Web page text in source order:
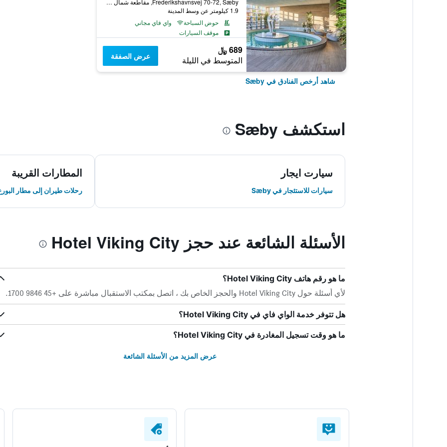
Frederikshavnsvej 70-72, Sæby, مقاطعة شمال غوتلاند, الدانمارك
1.9 كيلومتر عن وسط المدينة
حوض السباحة
واي فاي مجاني
موقف السيارات
689 ﷼
المتوسط في الليلة عرض الصفقة
شاهد أرخص الفنادق في Sæby
استكشف Sæby
سيارت ايجار
سيارات للاستئجار في Sæby
المطارات القريبة
رحلات طيران إلى مطار
الأسئلة الشائعة عند حجز Hotel Viking City
ما هو رقم هاتف Hotel Viking City؟
لأي أسئلة حول Hotel Viking City والحجز الخاص بك ، اتصل بمكتب الاستقبال مباشرة على +45 9846 1700.
هل تتوفر خدمة الواي فاي في Hotel Viking City؟
ما هو وقت تسجيل المغادرة في Hotel Viking City؟
عرض المزيد من الأسئلة الشائعة